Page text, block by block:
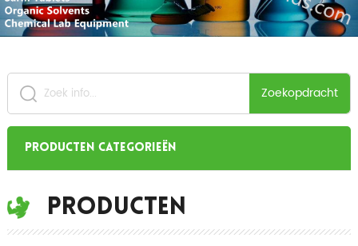
Zoekopdracht
Producten categorieën
Producten